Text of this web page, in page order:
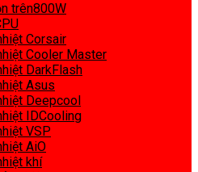
trên800W
Corsair
Cooler Master
DarkFlash
Asus
Deepcool
IDCooling
VSP
AiO
khí